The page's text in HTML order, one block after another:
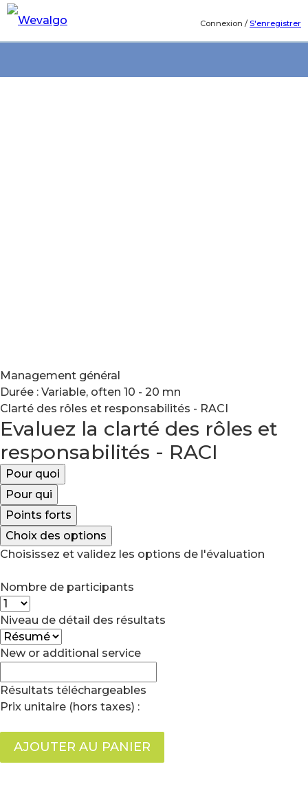
Connexion /S'enregistrer
Management général
Durée : Variable, often 10 - 20 mn
Clarté des rôles et responsabilités - RACI
Evaluez la clarté des rôles et
responsabilités - RACI
Pour quoi
Pour qui
Points forts
Choix des options
Choisissez et validez les options de l'évaluation
Nombre de participants
Niveau de détail des résultats
New or additional service
Résultats téléchargeables
Prix unitaire (hors taxes) :
AJOUTER AU PANIER